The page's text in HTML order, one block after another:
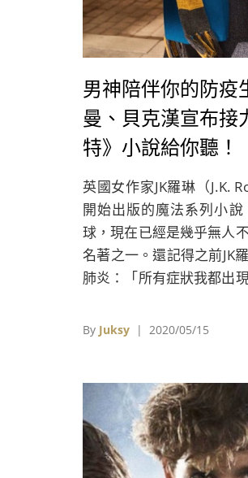
男神陪伴你的防疫
曼、貝克漢宣布接
特》小說給你聽！
英國女作家JK羅琳（J.K.
開始出版的魔法系列小
球，現在已經是幾乎無人
名著之一。還記得之前JK
肺炎：「所有症狀我都出
公的幫助重拾健康。身為
接力閱讀大賽」！
By Juksy | 2020/05/15